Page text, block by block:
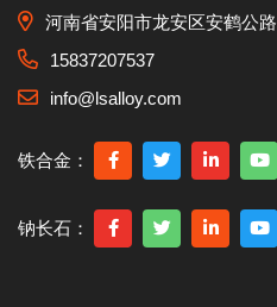
河南省安阳市龙安区安鹤公路
15837207537
info@lsalloy.com
铁合金：
钠长石：